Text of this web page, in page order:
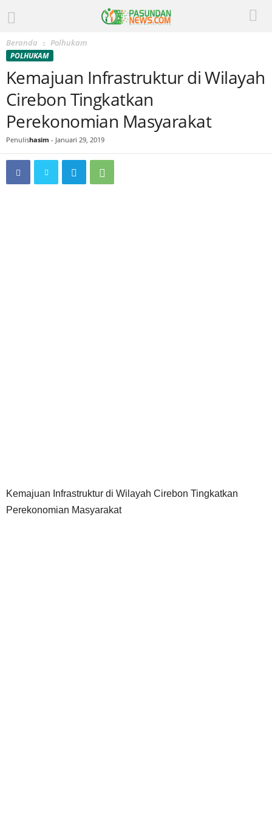
Beranda Polhukam
POLHUKAM
Kemajuan Infrastruktur di Wilayah
Cirebon Tingkatkan
Perekonomian Masyarakat
Penulishasim - Januari 29, 2019
Kemajuan Infrastruktur di Wilayah Cirebon Tingkatkan
Perekonomian Masyarakat